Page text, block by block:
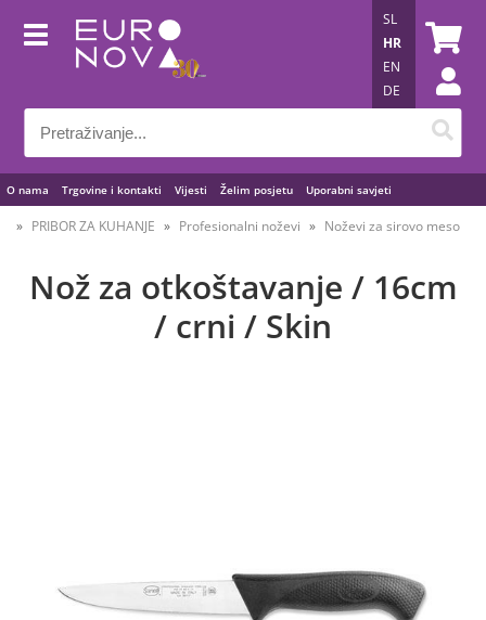
O nama Trgovine i kontakti Vijesti Želim posjetu Uporabni savjeti
SL
HR
EN
DE
PRIBOR ZA KUHANJE Profesionalni noževi Noževi za sirovo meso
Nož za otkoštavanje / 16cm
/ crni / Skin